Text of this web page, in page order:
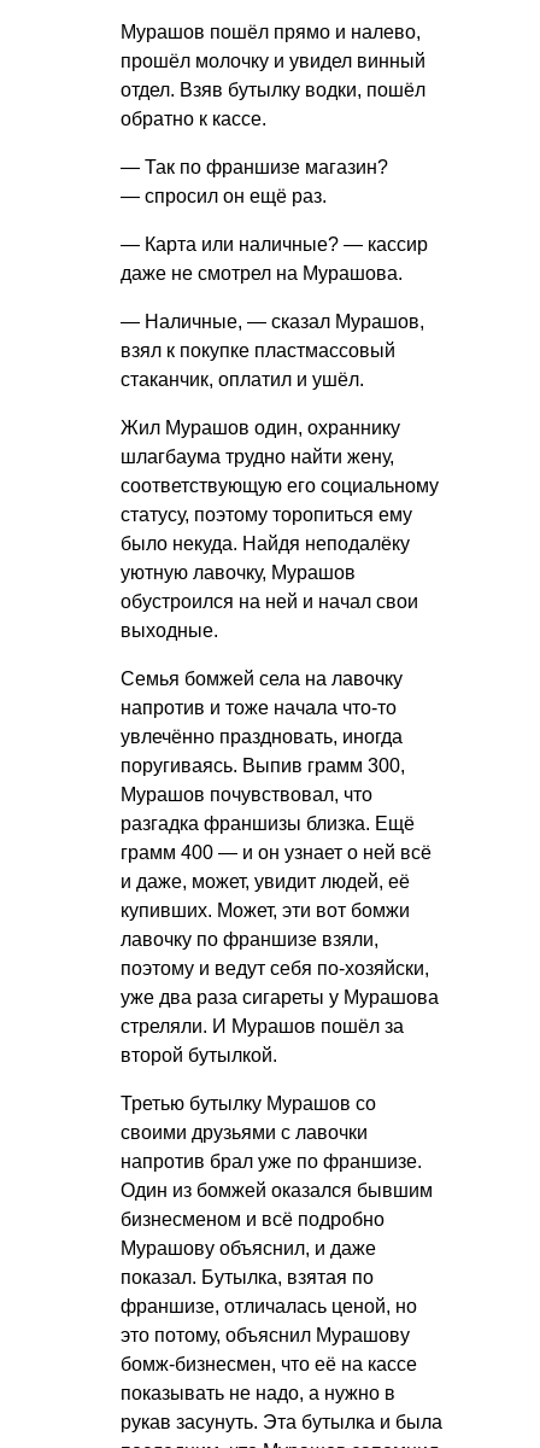
Мурашов пошёл прямо и налево,
прошёл молочку и увидел винный
отдел. Взяв бутылку водки, пошёл
обратно к кассе.
— Так по франшизе магазин?
— спросил он ещё раз.
— Карта или наличные? — кассир
даже не смотрел на Мурашова.
— Наличные, — сказал Мурашов,
взял к покупке пластмассовый
стаканчик, оплатил и ушёл.
Жил Мурашов один, охраннику
шлагбаума трудно найти жену,
соответствующую его социальному
статусу, поэтому торопиться ему
было некуда. Найдя неподалёку
уютную лавочку, Мурашов
обустроился на ней и начал свои
выходные.
Семья бомжей села на лавочку
напротив и тоже начала что-то
увлечённо праздновать, иногда
поругиваясь. Выпив грамм 300,
Мурашов почувствовал, что
разгадка франшизы близка. Ещё
грамм 400 — и он узнает о ней всё
и даже, может, увидит людей, её
купивших. Может, эти вот бомжи
лавочку по франшизе взяли,
поэтому и ведут себя по-хозяйски,
уже два раза сигареты у Мурашова
стреляли. И Мурашов пошёл за
второй бутылкой.
Третью бутылку Мурашов со
своими друзьями с лавочки
напротив брал уже по франшизе.
Один из бомжей оказался бывшим
бизнесменом и всё подробно
Мурашову объяснил, и даже
показал. Бутылка, взятая по
франшизе, отличалась ценой, но
это потому, объяснил Мурашову
бомж-бизнесмен, что её на кассе
показывать не надо, а нужно в
рукав засунуть. Эта бутылка и была